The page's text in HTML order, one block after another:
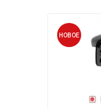
НОВОЕ